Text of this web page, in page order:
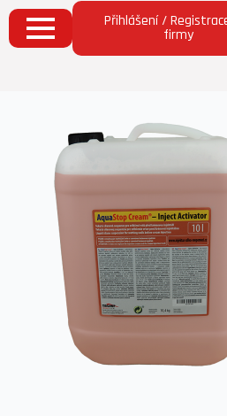
Přihlášení /
firmy